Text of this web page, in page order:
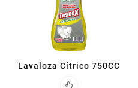
Lavaloza Cítrico 750CC